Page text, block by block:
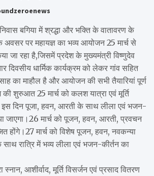
बगिया में श्रद्धा और भक्ति के वातावरण के
के अवसर पर महायज्ञ का भव्य आयोजन 25 मार्च से
जा रहा है,जिसमें प्रदेश के मुख्यमंत्री विष्णुदेव
दिवसीय धार्मिक कार्यक्रम को लेकर गांव सहित
का माहौल है और आयोजन की सभी तैयारियां पूर्ण
शुरुआत 25 मार्च को कलश यात्रा एवं मूर्ति
इस दिन पूजा, हवन, आरती के साथ लीला एवं भजन-
जाएगा।26 मार्च को पूजन, हवन, आरती, प्रवचन
होंगे।27 मार्च को विशेष पूजन, हवन, नवकन्या
रात्रि में भव्य लीला एवं भजन-कीर्तन का
स्नान, आशीर्वाद, मूर्ति विसर्जन एवं प्रसाद वितरण